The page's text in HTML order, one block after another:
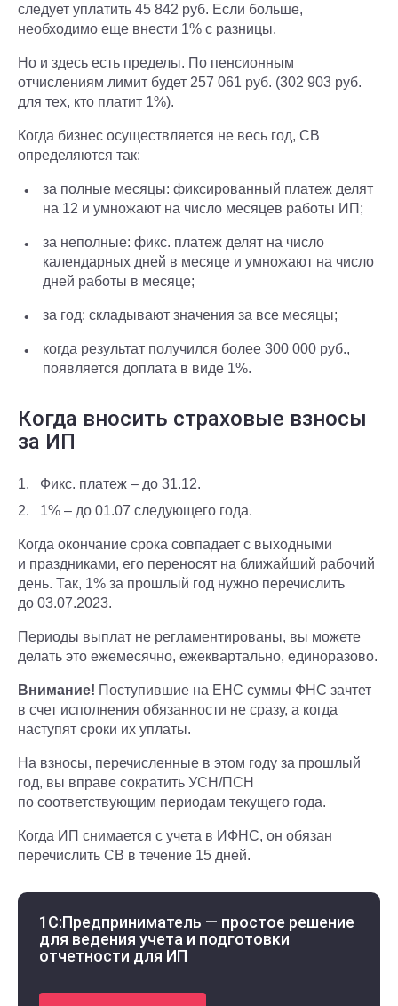
следует уплатить 45 842 руб. Если больше,
необходимо еще внести 1% с разницы.
Но и здесь есть пределы. По пенсионным
отчислениям лимит будет 257 061 руб. (302 903 руб.
для тех, кто платит 1%).
Когда бизнес осуществляется не весь год, СВ
определяются так:
за полные месяцы: фиксированный платеж делят
на 12 и умножают на число месяцев работы ИП;
за неполные: фикс. платеж делят на число
календарных дней в месяце и умножают на число
дней работы в месяце;
за год: складывают значения за все месяцы;
когда результат получился более 300 000 руб.,
появляется доплата в виде 1%.
Когда вносить страховые взносы
за ИП
Фикс. платеж – до 31.12.
1% – до 01.07 следующего года.
Когда окончание срока совпадает с выходными
и праздниками, его переносят на ближайший рабочий
день. Так, 1% за прошлый год нужно перечислить
до 03.07.2023.
Периоды выплат не регламентированы, вы можете
делать это ежемесячно, ежеквартально, единоразово.
Внимание! Поступившие на ЕНС суммы ФНС зачтет
в счет исполнения обязанности не сразу, а когда
наступят сроки их уплаты.
На взносы, перечисленные в этом году за прошлый
год, вы вправе сократить УСН/ПСН
по соответствующим периодам текущего года.
Когда ИП снимается с учета в ИФНС, он обязан
перечислить СВ в течение 15 дней.
1С:Предприниматель — простое решение
для ведения учета и подготовки
отчетности для ИП